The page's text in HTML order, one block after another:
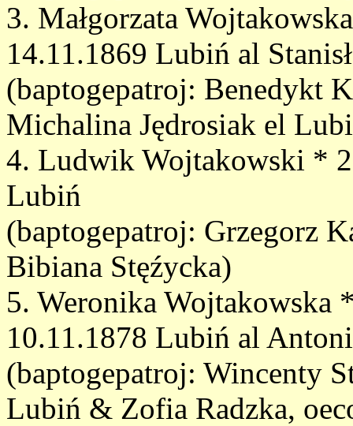
3. Małgorzata
14.11.1869 Lubiń al
(baptogepatroj: Benedykt
Michalina Jędrosiak el
4. Ludwik Wojtakowski *
Lubiń
(baptogepatroj: Grzegorz
Bibiana Stęźycka)
5. Weronika
10.11.1878 Lubiń al
(baptogepatroj: Wincenty
Lubiń & Zofia Radzka,